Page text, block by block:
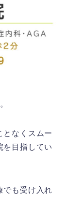
となくスムー
を目指してい
でも受け入れ